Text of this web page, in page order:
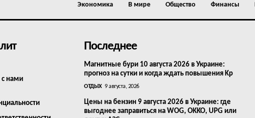
Экономика В мире Общество Финансы
с нами
Последнее
Магнитные бури 10 августа 2026 в Украине:
прогноз на сутки и когда ждать повышения Kp
ОТДЫХ 9 августа, 2026
Цены на бензин 9 августа 2026 в Украине: где
выгоднее заправиться на WOG, OKKO, UPG или